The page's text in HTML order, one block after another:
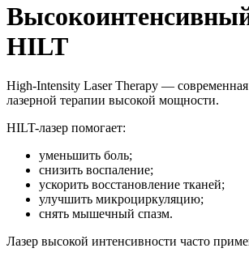
HILT
High-Intensity Laser Therapy — современная
лазерной терапии высокой мощности.
HILT-лазер помогает:
уменьшить боль;
снизить воспаление;
ускорить восстановление тканей;
улучшить микроциркуляцию;
снять мышечный спазм.
Лазер высокой интенсивности часто